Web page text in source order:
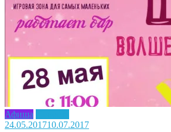
Афиша
24.05.201710.07.2017